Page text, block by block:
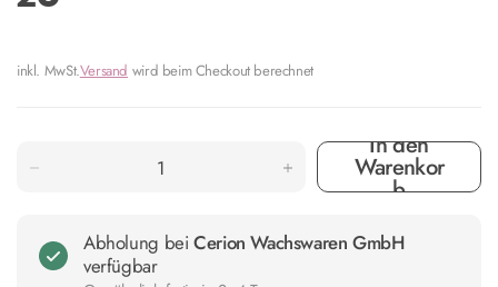
inkl. MwSt.Versand wird beim Checkout berechnet
In den
Warenkor
b
Abholung beiCerion Wachswaren GmbH
verfügbar